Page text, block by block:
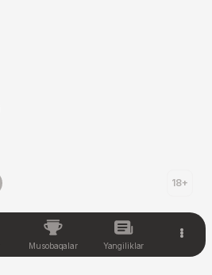
18+
Musobaqalar Yangiliklar